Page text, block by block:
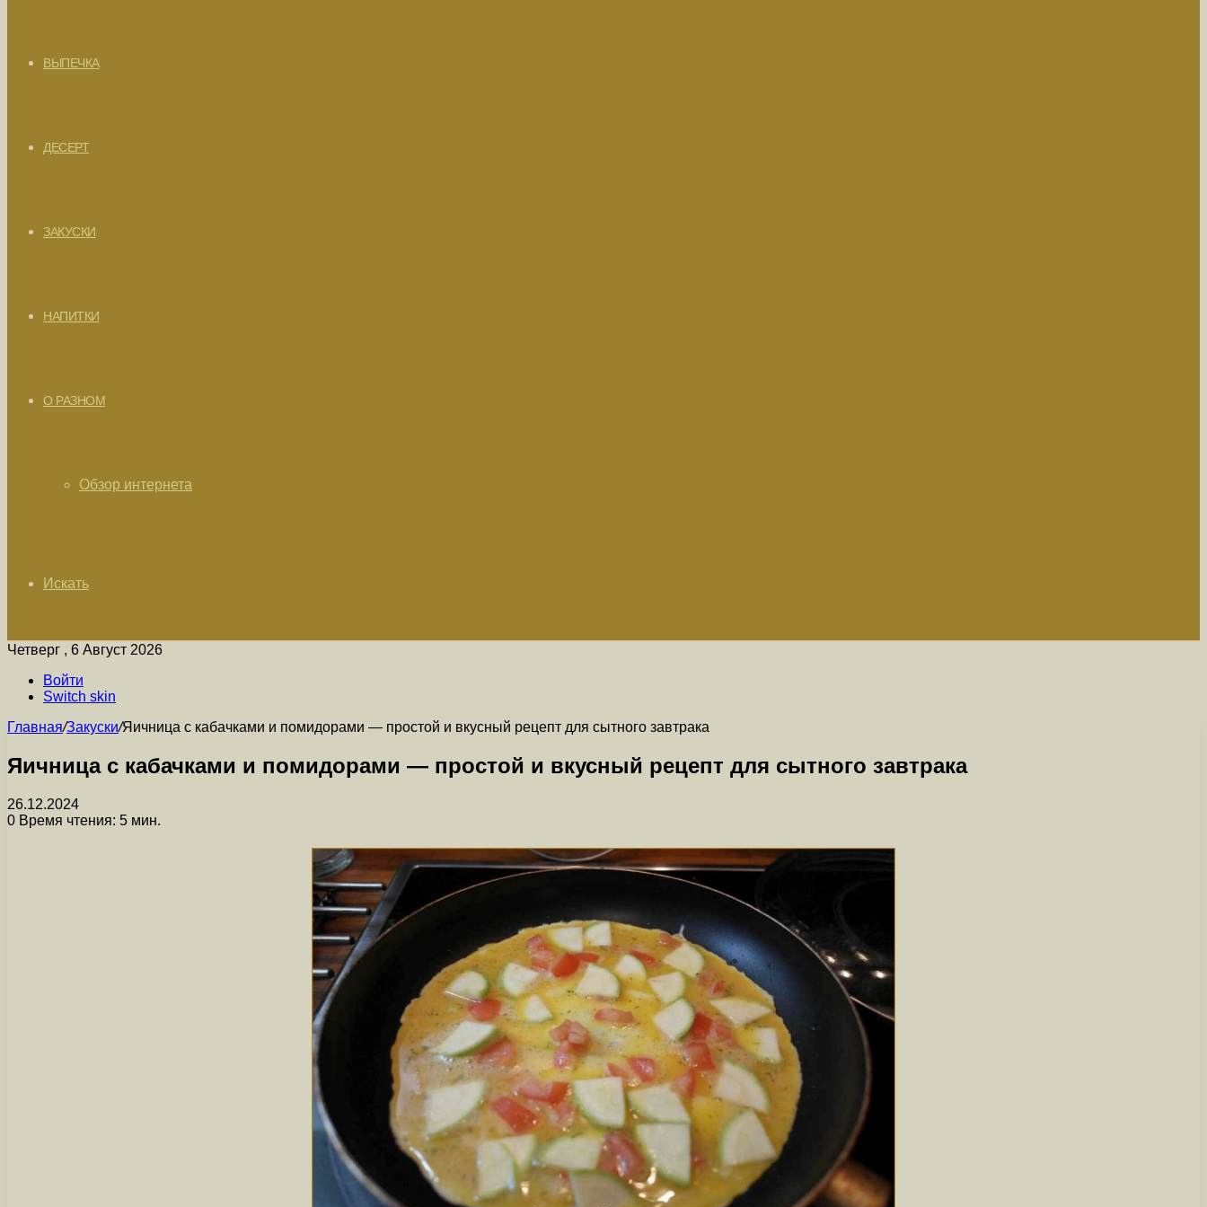
ВЫПЕЧКА
ДЕСЕРТ
ЗАКУСКИ
НАПИТКИ
О РАЗНОМ
Обзор интернета
Искать
Четверг , 6 Август 2026
Войти
Switch skin
Главная/Закуски/Яичница с кабачками и помидорами — простой и вкусный рецепт для сытного завтрака
Яичница с кабачками и помидорами — простой и вкусный рецепт для сытного завтрака
26.12.2024
0 Время чтения: 5 мин.